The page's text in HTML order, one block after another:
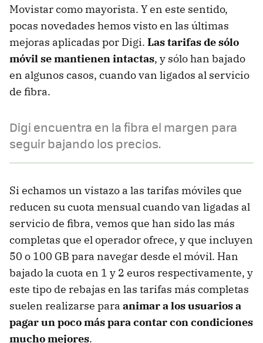
Movistar como mayorista. Y en este sentido,
pocas novedades hemos visto en las últimas
mejoras aplicadas por Digi. Las tarifas de sólo
móvil se mantienen intactas, y sólo han bajado
en algunos casos, cuando van ligados al servicio
de fibra.
Digi encuentra en la fibra el margen para
seguir bajando los precios.
Si echamos un vistazo a las tarifas móviles que
reducen su cuota mensual cuando van ligadas al
servicio de fibra, vemos que han sido las más
completas que el operador ofrece, y que incluyen
50 o 100 GB para navegar desde el móvil. Han
bajado la cuota en 1 y 2 euros respectivamente, y
este tipo de rebajas en las tarifas más completas
suelen realizarse para animar a los usuarios a
pagar un poco más para contar con condiciones
mucho mejores.